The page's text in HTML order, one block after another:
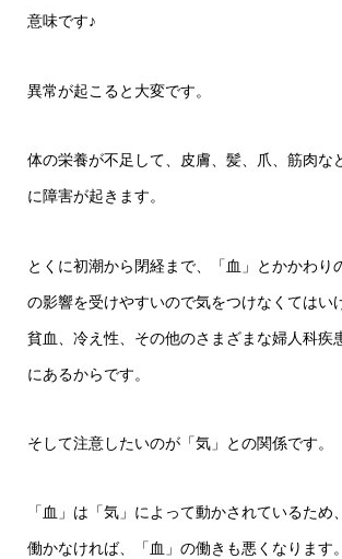
意味です♪
異常が起こると大変です。
体の栄養が不足して、皮膚、髪、爪、筋肉な
に障害が起きます。
とくに初潮から閉経まで、「血」とかかわり
の影響を受けやすいので気をつけなくてはい
貧血、冷え性、その他のさまざまな婦人科疾
にあるからです。
そして注意したいのが「気」との関係です。
「血」は「気」によって動かされているため
働かなければ、「血」の働きも悪くなります。